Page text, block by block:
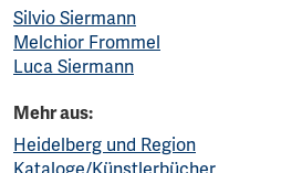
Silvio Siermann
Melchior Frommel
Luca Siermann
Mehr aus:
Heidelberg und Region